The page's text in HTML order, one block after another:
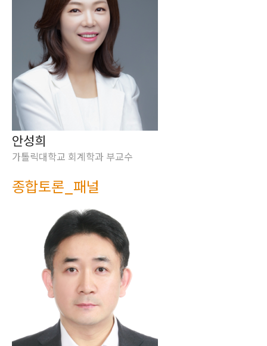
안성희
가톨릭대학교 회계학과 부교수
종합토론_패널